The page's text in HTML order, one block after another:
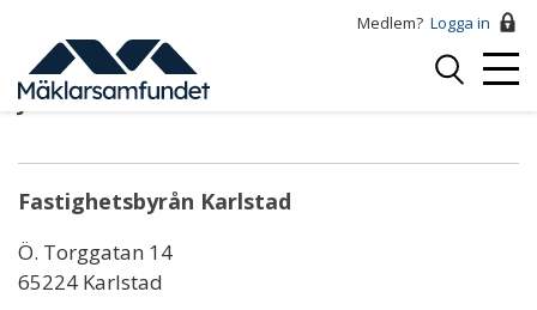
huvudinnehåll
Medlem? Logga in
Logga
Jones Alizada
Fastighetsbyrån Karlstad
Ö. Torggatan 14
65224 Karlstad